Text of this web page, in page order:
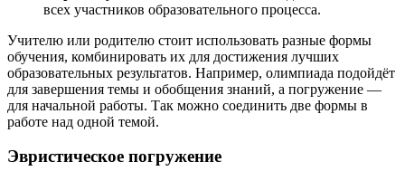
всех участников образовательного процесса.
Учителю или родителю стоит использовать разные формы
обучения, комбинировать их для достижения лучших
образовательных результатов. Например, олимпиада подойдёт
для завершения темы и обобщения знаний, а погружение —
для начальной работы. Так можно соединить две формы в
работе над одной темой.
Эвристическое погружение